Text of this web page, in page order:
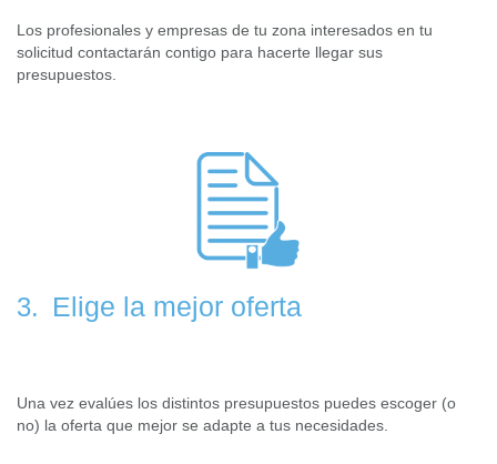
Los profesionales y empresas de tu zona interesados en tu
solicitud contactarán contigo para hacerte llegar sus
presupuestos.
3. Elige la mejor oferta
Una vez evalúes los distintos presupuestos puedes escoger (o
no) la oferta que mejor se adapte a tus necesidades.